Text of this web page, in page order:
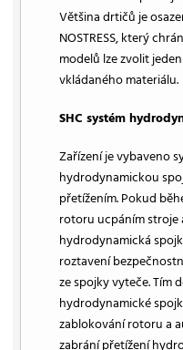
Většina drtičů je
NOSTRESS, který
modelů lze zvolit
vkládaného materiálu.
SHC systém
Zařízení je vybaveno
hydrodynamickou
přetížením. Pokud
rotoru ucpáním stroje
hydrodynamická
roztavení
ze spojky vyteče. Tím
hydrodynamické
zablokování rotoru a
zabrání přetížení